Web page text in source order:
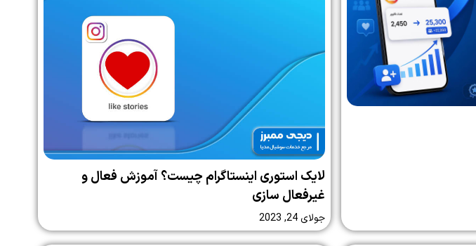
لایک استوری اینستاگرام چیست؟ آموزش فعال و
غیرفعال سازی
جولای 24, 2023